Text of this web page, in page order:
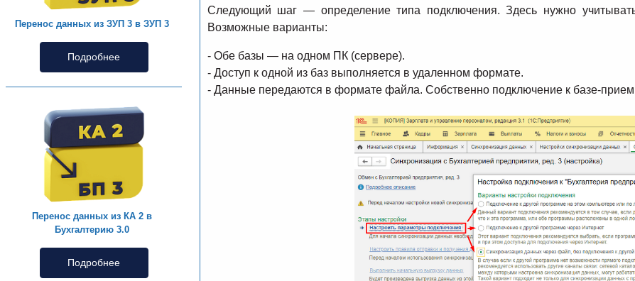
Перенос данных из ЗУП 3 в ЗУП 3
Подробнее
Перенос данных из КА 2 в
Бухгалтерию 3.0
Подробнее
Следующий шаг — определение типа подключения. Здесь нужно
Возможные варианты:
- Обе базы — на одном ПК (сервере).
- Доступ к одной из баз выполняется в удаленном формате.
- Данные передаются в формате файла. Собственно подключение к базе-